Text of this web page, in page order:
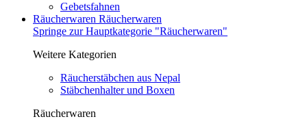
Gebetsfahnen
Räucherwaren Räucherwaren
Springe zur Hauptkategorie "Räucherwaren"
Weitere Kategorien
Räucherstäbchen aus Nepal
Stäbchenhalter und Boxen
Räucherwaren